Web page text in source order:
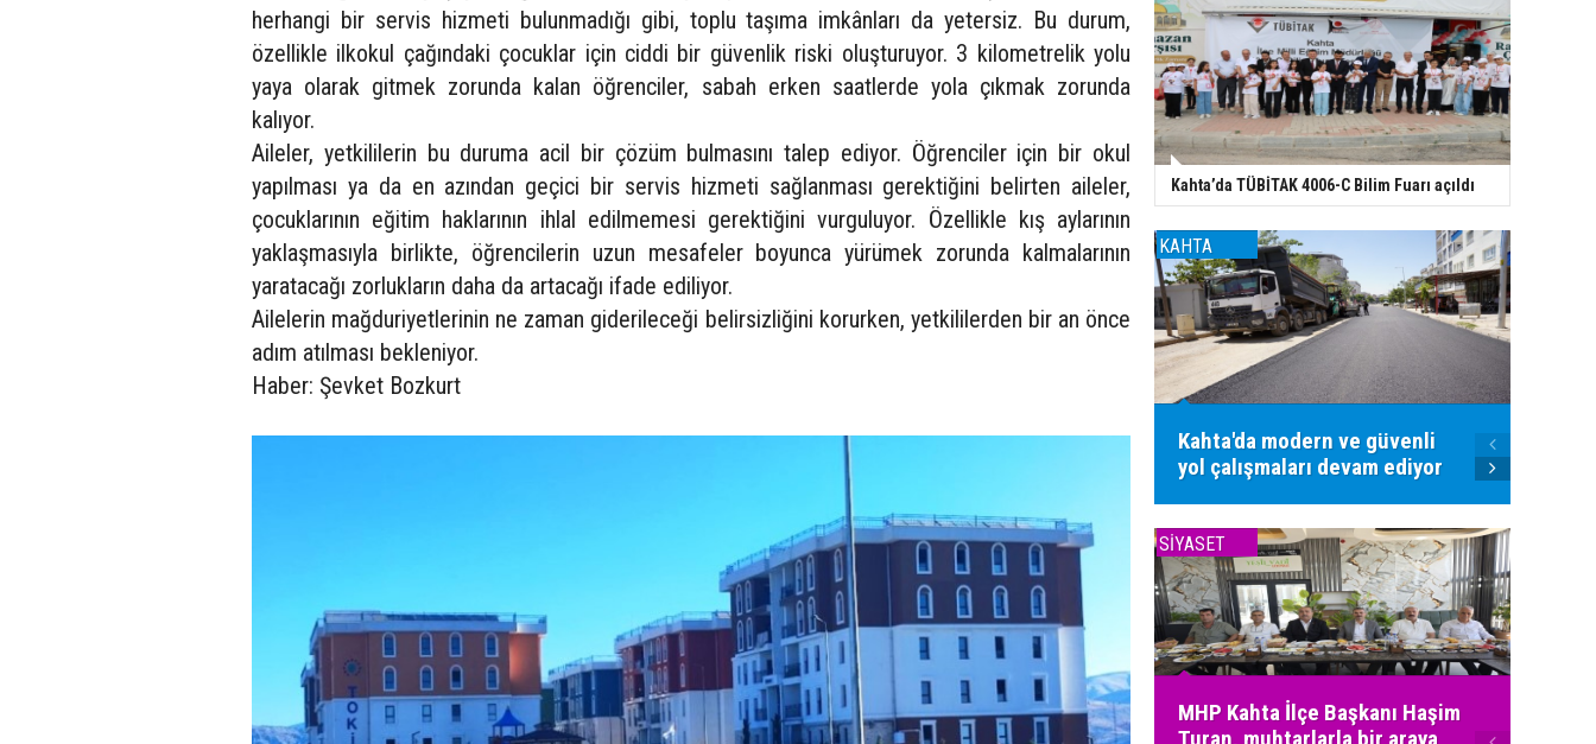
herhangi bir servis hizmeti bulunmadığı gibi, toplu taşıma imkânları da yetersiz. Bu durum,
özellikle ilkokul çağındaki çocuklar için ciddi bir güvenlik riski oluşturuyor. 3 kilometrelik yolu
yaya olarak gitmek zorunda kalan öğrenciler, sabah erken saatlerde yola çıkmak zorunda
kalıyor.
Aileler, yetkililerin bu duruma acil bir çözüm bulmasını talep ediyor. Öğrenciler için bir okul
yapılması ya da en azından geçici bir servis hizmeti sağlanması gerektiğini belirten aileler,
çocuklarının eğitim haklarının ihlal edilmemesi gerektiğini vurguluyor. Özellikle kış aylarının
yaklaşmasıyla birlikte, öğrencilerin uzun mesafeler boyunca yürümek zorunda kalmalarının
yaratacağı zorlukların daha da artacağı ifade ediliyor.
Ailelerin mağduriyetlerinin ne zaman giderileceği belirsizliğini korurken, yetkililerden bir an önce
adım atılması bekleniyor.
Haber: Şevket Bozkurt
Kahta’da TÜBİTAK 4006-C Bilim Fuarı açıldı
KAHTA
Kahta'da modern ve güvenli
yol çalışmaları devam ediyor
SİYASET
MHP Kahta İlçe Başkanı Haşim